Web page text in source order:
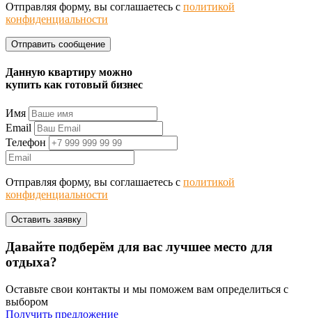
Отправляя форму, вы соглашаетесь с политикой
конфиденциальности
Данную квартиру можно
купить как готовый бизнес
Имя
Email
Телефон
Отправляя форму, вы соглашаетесь с политикой
конфиденциальности
Давайте подберём для вас лучшее место для
отдыха?
Оставьте свои контакты и мы поможем вам определиться с
выбором
Получить предложение